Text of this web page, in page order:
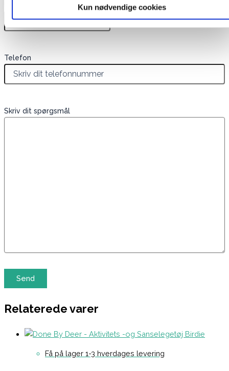
Kun nødvendige cookies
Telefon
Skriv dit spørgsmål
Relaterede varer
Få på lager 1-3 hverdages levering